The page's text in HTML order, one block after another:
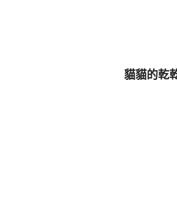
貓貓的乾